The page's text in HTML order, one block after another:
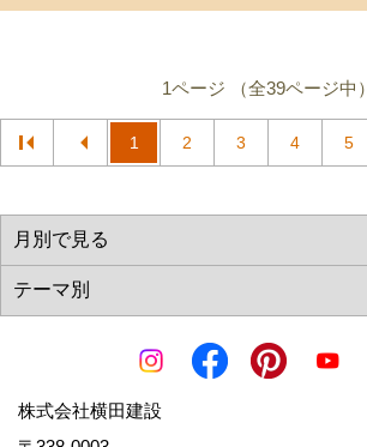
1ページ （全39ページ中）
1 2 3 4 5
株式会社横田建設